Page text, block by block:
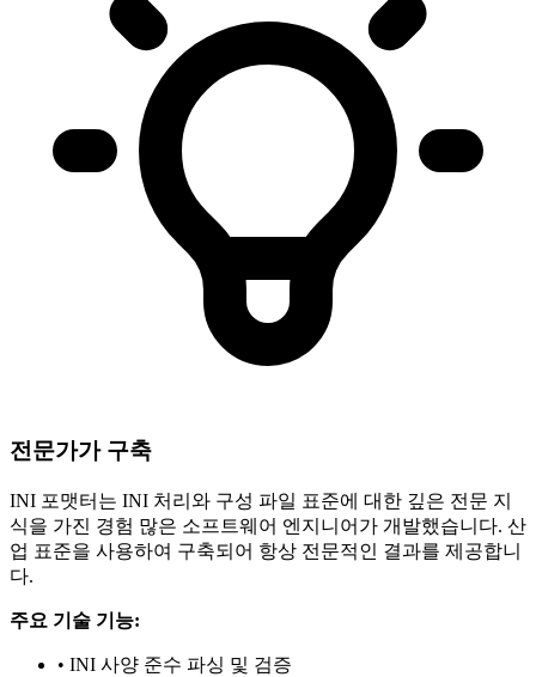
전문가가 구축
INI 포맷터는 INI 처리와 구성 파일 표준에 대한 깊은 전문 지
식을 가진 경험 많은 소프트웨어 엔지니어가 개발했습니다. 산
업 표준을 사용하여 구축되어 항상 전문적인 결과를 제공합니
다.
주요 기술 기능:
• INI 사양 준수 파싱 및 검증